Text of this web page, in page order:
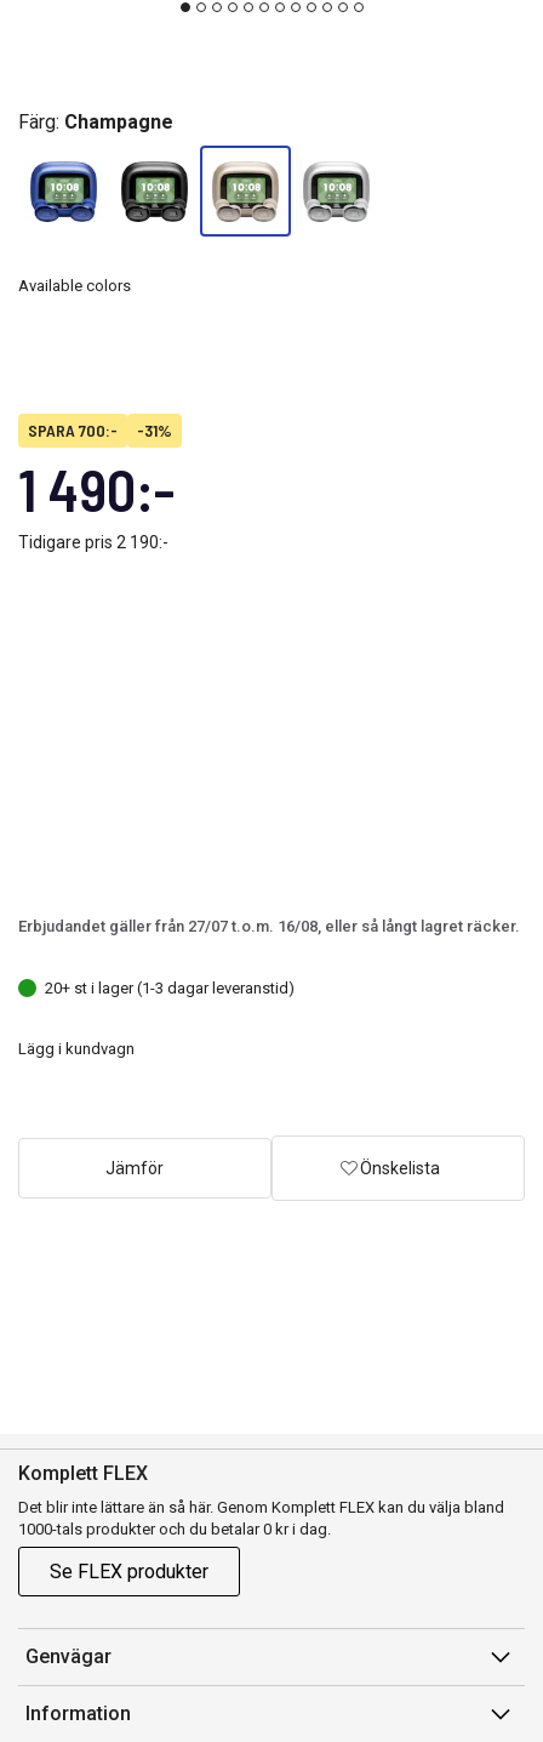
SPARA 700:- -31%
1 490:-
Tidigare pris 2 190:-
Färg: Champagne
Available colors
Erbjudandet gäller från 27/07 t.o.m. 16/08, eller så långt lagret räcker.
20+ st i lager (1-3 dagar leveranstid)
Lägg i kundvagn
Jämför Önskelista
Komplett FLEX
Det blir inte lättare än så här. Genom Komplett FLEX kan du välja bland
1000-tals produkter och du betalar 0 kr i dag.
Se FLEX produkter
Genvägar
Konto
Information